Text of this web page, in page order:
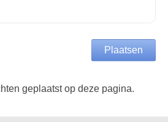
geplaatst op deze pagina.